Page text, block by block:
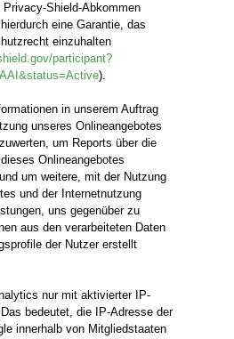
Shield-Abkommen
eine Garantie, das
einzuhalten
participant?
).
in unserem Auftrag
unseres Onlineangebotes
um Reports über die
Onlineangebotes
um weitere, mit der Nutzung
und der Internetnutzung
uns gegenüber zu
aus den verarbeiteten Daten
der Nutzer erstellt
nur mit aktivierter IP-
bedeutet, die IP-Adresse der
innerhalb von Mitgliedstaaten